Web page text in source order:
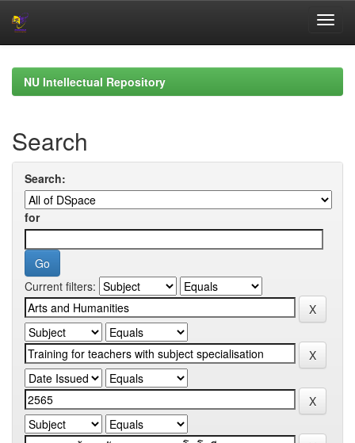
navigationNU Intellectual Repository
Search
Search:
for
Current filters: